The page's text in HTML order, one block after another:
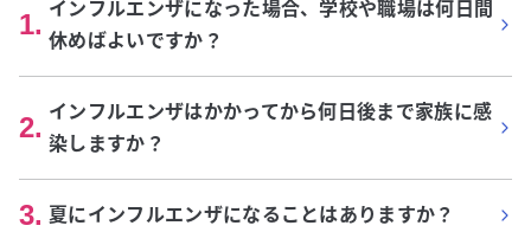
1. インフルエンザになった場合、学校や職場は何日間
休めばよいですか？
2. インフルエンザはかかってから何日後まで家族に感
染しますか？
3. 夏にインフルエンザになることはありますか？